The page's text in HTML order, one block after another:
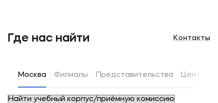
Где нас найти Контакты
Москва Филиалы Представительства Центры